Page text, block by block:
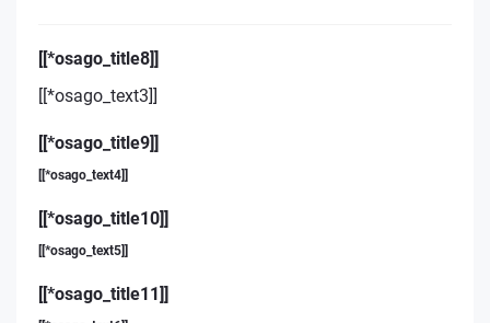
[[*osago_title8]]
[[*osago_text3]]
[[*osago_title9]]
[[*osago_text4]]
[[*osago_title10]]
[[*osago_text5]]
[[*osago_title11]]